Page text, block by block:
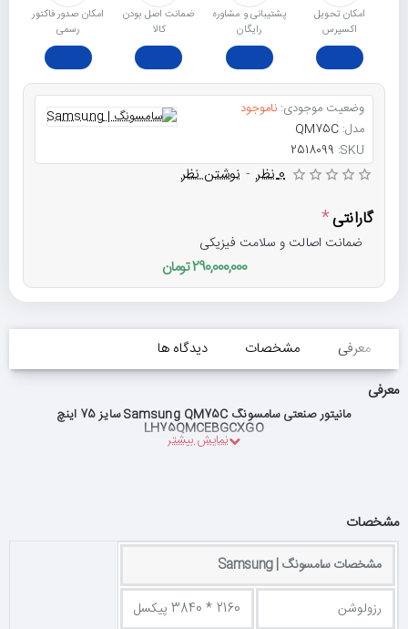
امکان تحویل
اکسپرس
پشتیبانی و مشاوره
رایگان
ﺿﻤﺎﻧﺖ اﺻﻞ ﺑﻮدن
ﮐﺎﻟﺎ
امکان صدور فاکتور
رسمی
وضعیت موجودی: ناموجود
مدل: QM75C
SKU:
2518099
0 نظر - نوشتن نظر
گارانتی
ضمانت اصالت و سلامت فیزیکی
290,000,000 تومان
معرفی مشخصات
دیدگاه ها
معرفی
مانیتور صنعتی سامسونگ Samsung QM75C سایز 75 اینچ
LH75QMCEBGCXGO
مشخصات
مشخصات سامسونگ | Samsung
رزولوشن
2160 * 3840 پیکسل